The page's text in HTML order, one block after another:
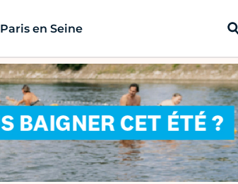
Paris en Seine